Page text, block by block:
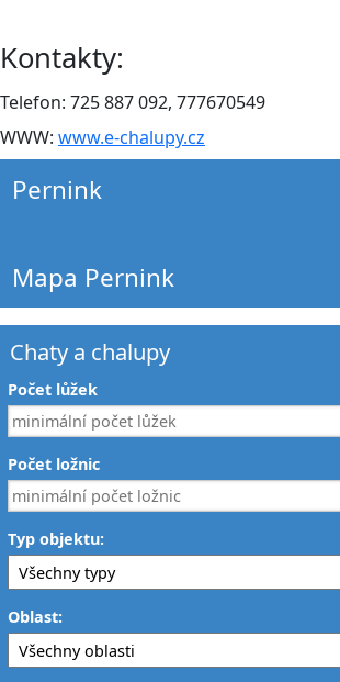
Kontakty:
Telefon: 725 887 092, 777670549
WWW: www.e-chalupy.cz
Pernink
Mapa Pernink
Chaty a chalupy
Počet lůžek
Počet ložnic
Typ objektu:
Oblast: